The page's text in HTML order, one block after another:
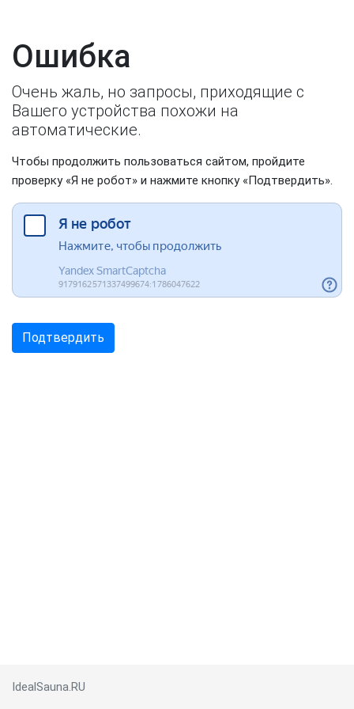
Ошибка
Очень жаль, но запросы, приходящие с
Вашего устройства похожи на
автоматические.
Чтобы продолжить пользоваться сайтом, пройдите
проверку «Я не робот» и нажмите кнопку «Подтвердить».
IdealSauna.RU